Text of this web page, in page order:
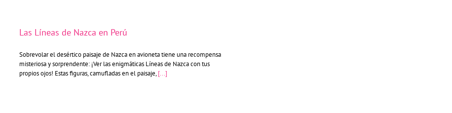
Las Líneas de Nazca en Perú
Sobrevolar el desértico paisaje de Nazca en avioneta tiene una recompensa
misteriosa y sorprendente: ¡Ver las enigmáticas Líneas de Nazca con tus
propios ojos! Estas figuras, camufladas en el paisaje,[...]